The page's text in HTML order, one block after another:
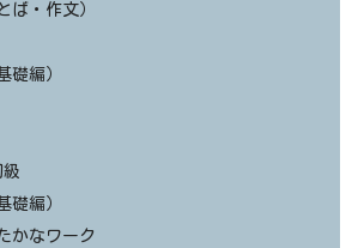
ば・作文）
礎編）
級
礎編）
かなワーク